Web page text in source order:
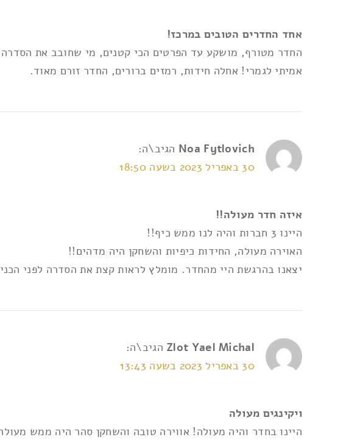
אחד החדרים הטובים במרכז!
החדר מטורף, מושקע עד הפרטים הכי קטנים, מי שחובב את הסדרה
אמיתי לגמרי! אחלה חידות, רמזים ברורים, החדר זורם מאוד.
Noa Fytlovich הגיב\ה:
30 באפריל 2023 בשעה 18:50
איזה חדר מעולה!!
היינו 3 חברות והיה לנו ממש כיף!!
האוירה מעולה, החידות כיפיות והשחקן היה מדהים!!
יצאנו בהרגשת היי מהחדר. מומלץ לראות קצת את הסדרה לפני
Zlot Yael Michal הגיב\ה:
30 באפריל 2023 בשעה 13:43
ויקינגים מעולה
היינו בחדר והיה מעולה! אווירה טובה והשחקן סהר היה ממש